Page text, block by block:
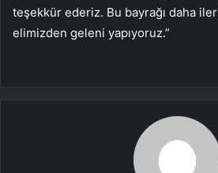
teşekkür ederiz. Bu bayrağı daha
elimizden geleni yapıyoruz.”